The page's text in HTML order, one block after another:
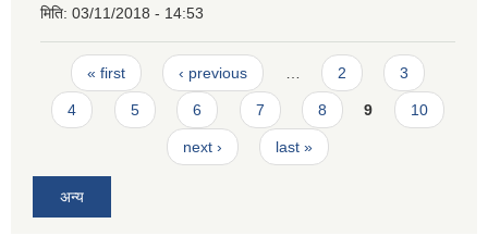
मिति: 03/11/2018 - 14:53
Pages
« first ‹ previous 2 3
4 5 6 7 8 9 10
next › last »
अन्य